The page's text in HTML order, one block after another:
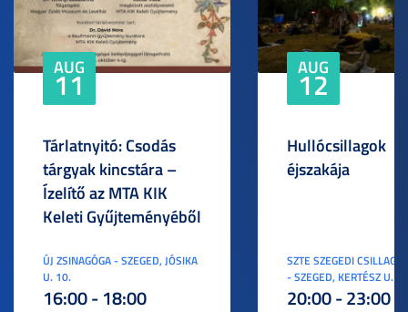
AUG
11
Tárlatnyitó: Csodás
tárgyak kincstára –
Ízelítő az MTA KIK
Keleti Gyűjteményéből
ÚJ ZSINAGÓGA - SZEGED, JÓSIKA
U. 10.
16:00 - 18:00
AUG
12
Hullócsillagok
éjszakája
SZTE SZEGEDI
- SZEGED, KERTÉSZ U. 3.
20:00 - 23:00